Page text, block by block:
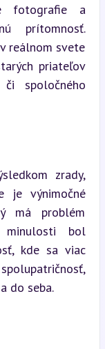
fotografie a
prítomnosť.
reálnom svete
priateľov
spoločného
zrady,
je výnimočné
má problém
bol
kde sa viac
do seba.